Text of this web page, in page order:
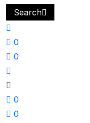
Search
0
0
0
0